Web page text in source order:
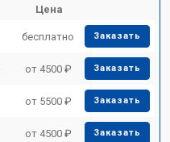
Цена
бесплатно Заказать
от 4500 ₽ Заказать
от 5500 ₽ Заказать
от 4500 ₽ Заказать